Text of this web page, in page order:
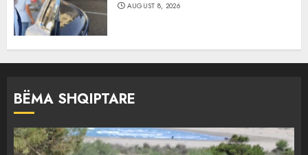
AUGUST 8, 2026
BËMA SHQIPTARE